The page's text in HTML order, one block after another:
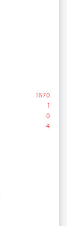
1670
1
0
4